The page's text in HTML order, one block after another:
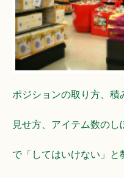
ポジションの取り方、積
見せ方、アイテム数のし
で「してはいけない」と